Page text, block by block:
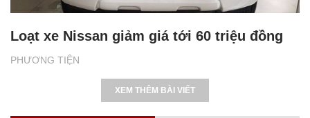
PHƯƠNG TIỆN
Loạt xe Nissan giảm giá tới 60 triệu đồng
XEM THÊM BÀI VIẾT